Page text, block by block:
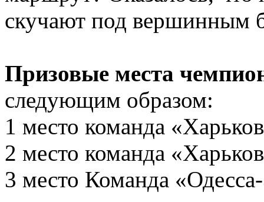
скучают под вершинным
Призовые места
следующим образом:
1 место команда
2 место команда
3 место Команда